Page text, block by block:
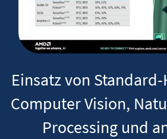
Einsatz von
Computer Vision,
Processing und